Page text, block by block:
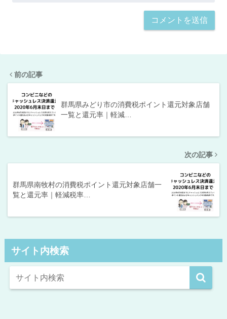
前の記事
群馬県みどり市の消費税ポイント還元対象店舗
一覧と還元率｜軽減…
次の記事
群馬県南牧村の消費税ポイント還元対象店舗一
覧と還元率｜軽減税率…
サイト内検索